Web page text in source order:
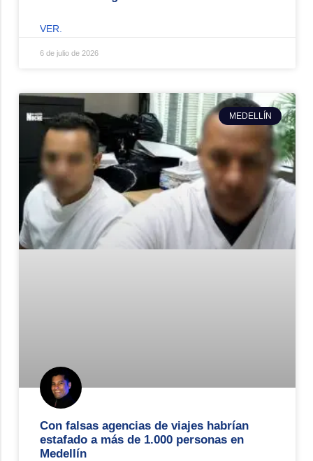
VER.
6 de julio de 2026
MEDELLÍN
Con falsas agencias de viajes habrían
estafado a más de 1.000 personas en
Medellín